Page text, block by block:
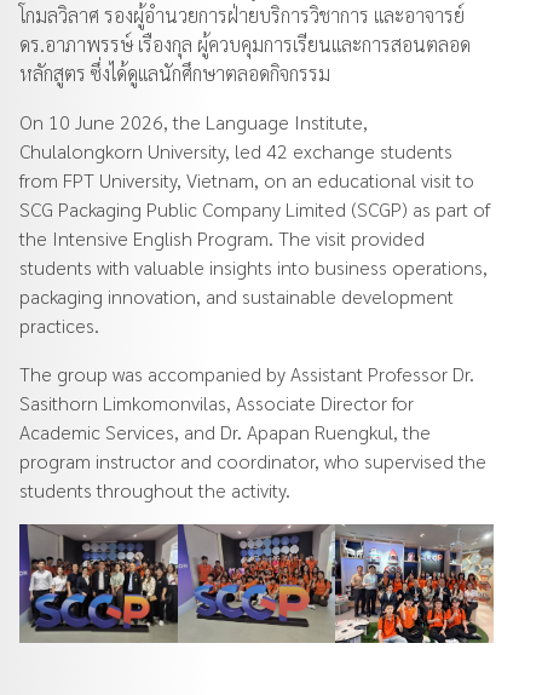
โกมลวิลาศ รองผู้อำนวยการฝ่ายบริการวิชาการ และอาจารย์
ดร.อาภาพรรษ์ เรืองกุล ผู้ควบคุมการเรียนและการสอนตลอด
หลักสูตร ซึ่งได้ดูแลนักศึกษาตลอดกิจกรรม
On 10 June 2026, the Language Institute,
Chulalongkorn University, led 42 exchange students
from FPT University, Vietnam, on an educational visit to
SCG Packaging Public Company Limited (SCGP) as part of
the Intensive English Program. The visit provided
students with valuable insights into business operations,
packaging innovation, and sustainable development
practices.
The group was accompanied by Assistant Professor Dr.
Sasithorn Limkomonvilas, Associate Director for
Academic Services, and Dr. Apapan Ruengkul, the
program instructor and coordinator, who supervised the
students throughout the activity.